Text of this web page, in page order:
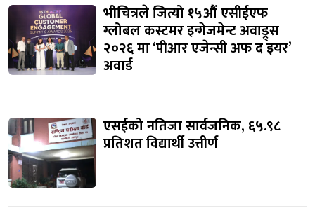
भीचित्रले जित्यो १५औं एसीईएफ
ग्लोबल कस्टमर इन्गेजमेन्ट अवाड्र्स
२०२६ मा ‘पीआर एजेन्सी अफ द इयर’
अवार्ड
एसईको नतिजा सार्वजनिक, ६५.९८
प्रतिशत विद्यार्थी उत्तीर्ण